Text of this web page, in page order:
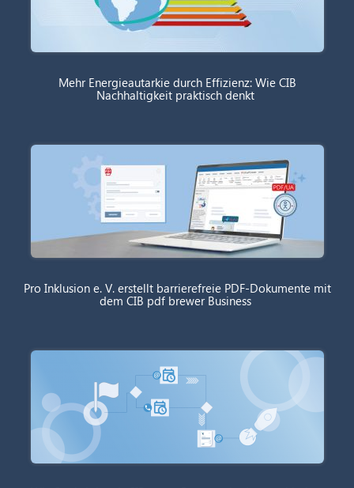
Mehr Energieautarkie durch Effizienz: Wie CIB
Nachhaltigkeit praktisch denkt
Pro Inklusion e. V. erstellt barrierefreie PDF-Dokumente mit
dem CIB pdf brewer Business